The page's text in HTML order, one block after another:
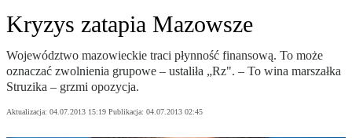
Kryzys zatapia Mazowsze
Województwo mazowieckie traci płynność finansową. To może
oznaczać zwolnienia grupowe – ustaliła „Rz". – To wina marszałka
Struzika – grzmi opozycja.
Aktualizacja: 04.07.2013 15:19 Publikacja: 04.07.2013 02:45